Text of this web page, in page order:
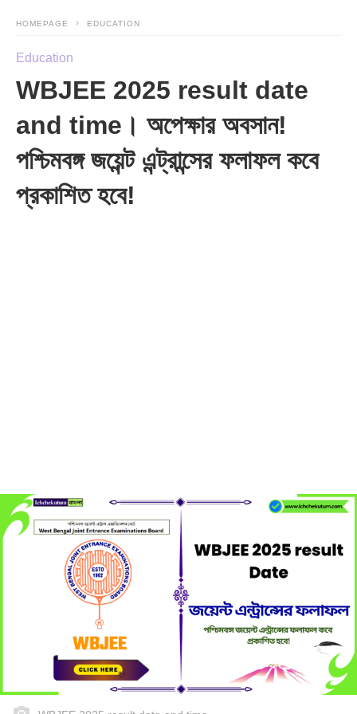
HOMEPAGE EDUCATION
Education
WBJEE 2025 result date
and time। অপেক্ষার অবসান!
পশ্চিমবঙ্গ জয়েন্ট এন্ট্রান্সের ফলাফল কবে
প্রকাশিত হবে!